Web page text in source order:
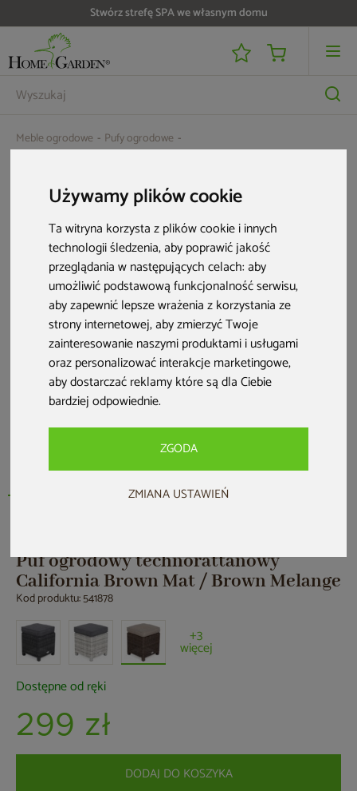
Używamy plików cookie
Ta witryna korzysta z plików cookie i innych
technologii śledzenia, aby poprawić jakość
przeglądania w następujących celach:aby
umożliwić podstawową funkcjonalność serwisu,
aby zapewnić lepsze wrażenia z korzystania ze
strony internetowej,aby zmierzyć Twoje
zainteresowanie naszymi produktami i usługami
oraz personalizować interakcje marketingowe,
aby dostarczać reklamy które są dla Ciebie
bardziej odpowiednie.
ZGODA
ZMIANA USTAWIEŃ
Stwórz strefę SPA we własnym domu
Meble ogrodowe
Pufy ogrodowe
Puf ogrodowy technorattanowy California Brown Mat / Brown Melange
Puf ogrodowy technorattanowy
California Brown Mat / Brown Melange
Kod produktu: 541878
+3
więcej
Dostępne od ręki
299 zł
DODAJ DO KOSZYKA